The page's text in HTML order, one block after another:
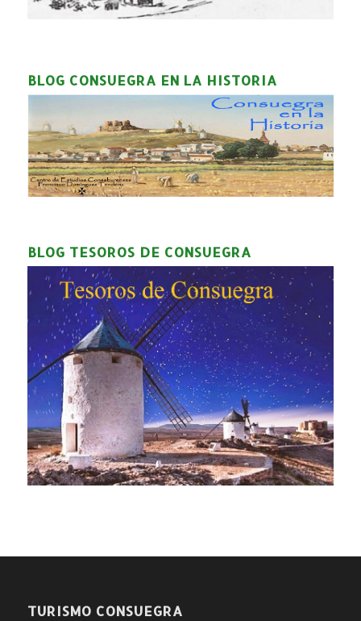
BLOG CONSUEGRA EN LA HISTORIA
BLOG TESOROS DE CONSUEGRA
TURISMO CONSUEGRA